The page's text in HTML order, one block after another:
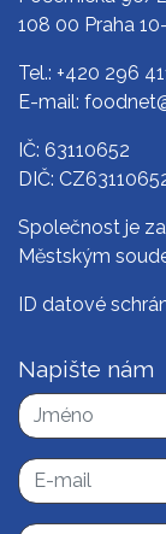
108 00 Praha
Tel.: +420 296
E-mail:
IČ: 63110652
DIČ:
Společnost je
Městským
ID datové
Napište nám